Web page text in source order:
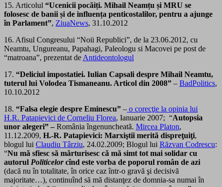
15. Articolul “Ucenicii pocăiți. Mihail Neamțu și MRU se
folosesc de banii și de influența penticostalilor, pentru a ajunge
în Parlament”, ZiuaNews, 31.10.2012
16. Afisul Congresului “Noii Republici”, de la 23.06.2012, cu
Neamtu, Ungureanu, Papahagi, Paleologu si Macovei pe post de
“matroana”, prezentat de Antideontologul
17. “Deliciul impostatiei. Iulian Capsali despre Mihail Neamtu,
tuterul lui Volodea Tismaneanu. Articol din 2008” – BadPolitics,
10.10.2012
18. “Falsa elegie despre Eminescu” – o corecţie la opinia lui
H.R. Patapievici de Corneliu Florea, Ianuarie 2007; “Autopsia
unor alegeri” – România îngenuncheatã. Mircea Platon,
11.12.2009, H.-R. Patapievici: Marxiştii merită dispreţuiţi,
blogul lui Claudiu Târziu, 24.02.2009; Blogul lui Răzvan Codrescu:
“Nu mă sfiesc să mărturisesc că mă simt tot mai solidar cu
autorul Politicelorcînd este vorba de poporul român de azi
(dacă nu în totalitate, în orice caz într-o gravă şi decisivă
majoritate…), continuînd să mă distanţez de domnia-sa numai în